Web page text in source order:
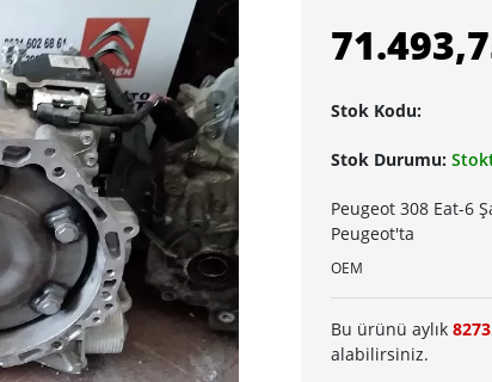
Stok Kodu:
Stok Durumu:
Peugeot 308 Eat-6
Peugeot'ta
OEM
Bu ürünü aylık
alabilirsiniz.